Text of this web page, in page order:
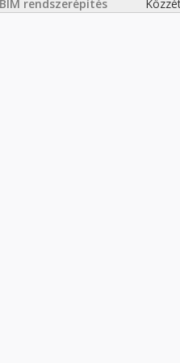
BIM rendszerépítés